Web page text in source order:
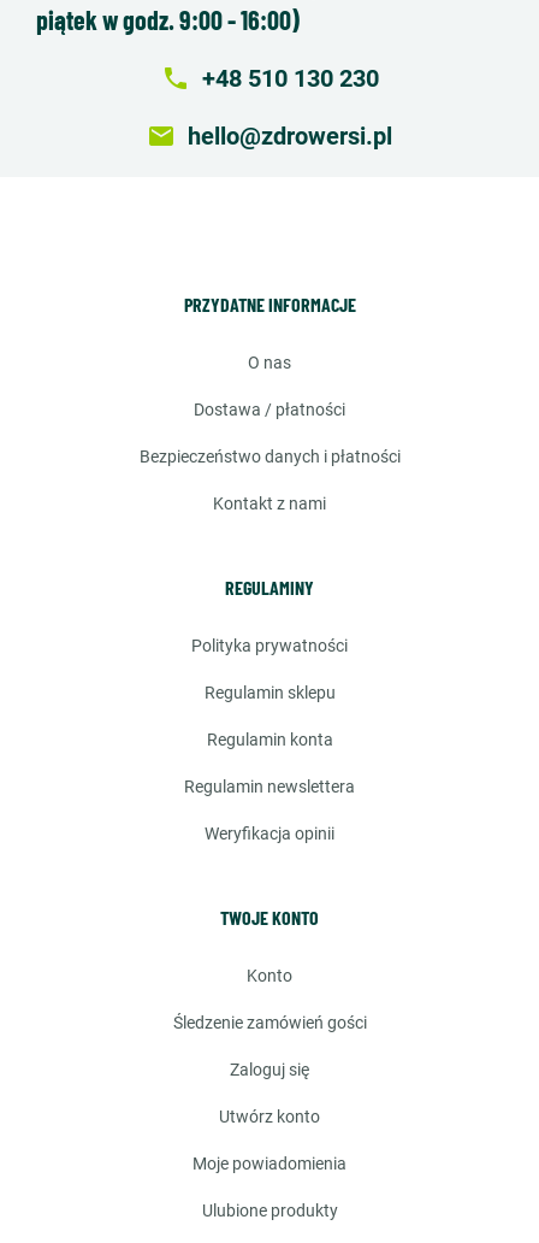
piątek w godz. 9:00 - 16:00)
local_phone +48 510 130 230
email hello@zdrowersi.pl
PRZYDATNE INFORMACJE
o nas
dostawa / płatności
bezpieczeństwo danych i płatności
kontakt z nami
REGULAMINY
polityka prywatności
regulamin sklepu
regulamin konta
regulamin newslettera
weryfikacja opinii
TWOJE KONTO
konto
śledzenie zamówień gości
zaloguj się
utwórz konto
moje powiadomienia
ulubione produkty